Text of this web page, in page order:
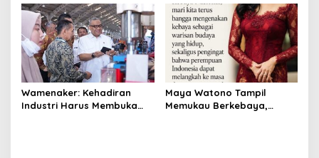
di East Tower
Grand Sahid Jaya Jakarta,
Exclusive Dinner Meriahkan
Puncak Acara
Wamenaker: Kehadiran
Industri Harus Membuka
Maya Watono Tampil
Memukau Berkebaya,